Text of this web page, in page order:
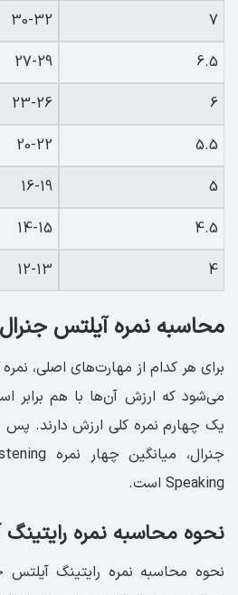
7
30-32
6.5
27-29
6
23-26
5.5
20-22
5
16-19
4.5
14-15
4
12-13
محاسبه نمره آیلتس جنرال
می‌شود که ارزش آن‌ها با هم برابر
Speaking است.
نحوه محاسبه نمره
نحوه محاسبه نمره رایتینگ آیلتس